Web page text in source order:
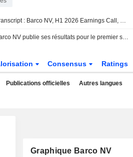
Transcript : Barco NV, H1 2026 Earnings Call, Jul 15, 2026
Barco NV publie ses résultats pour le premier semestre clos le 30 juin 2026
Consensus Ratings
Publications officielles Autres langues
Graphique Barco NV